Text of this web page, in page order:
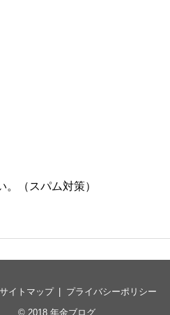
（スパム対策）
サイトマップ
プライバシーポリシー
© 2018 年金ブログ.